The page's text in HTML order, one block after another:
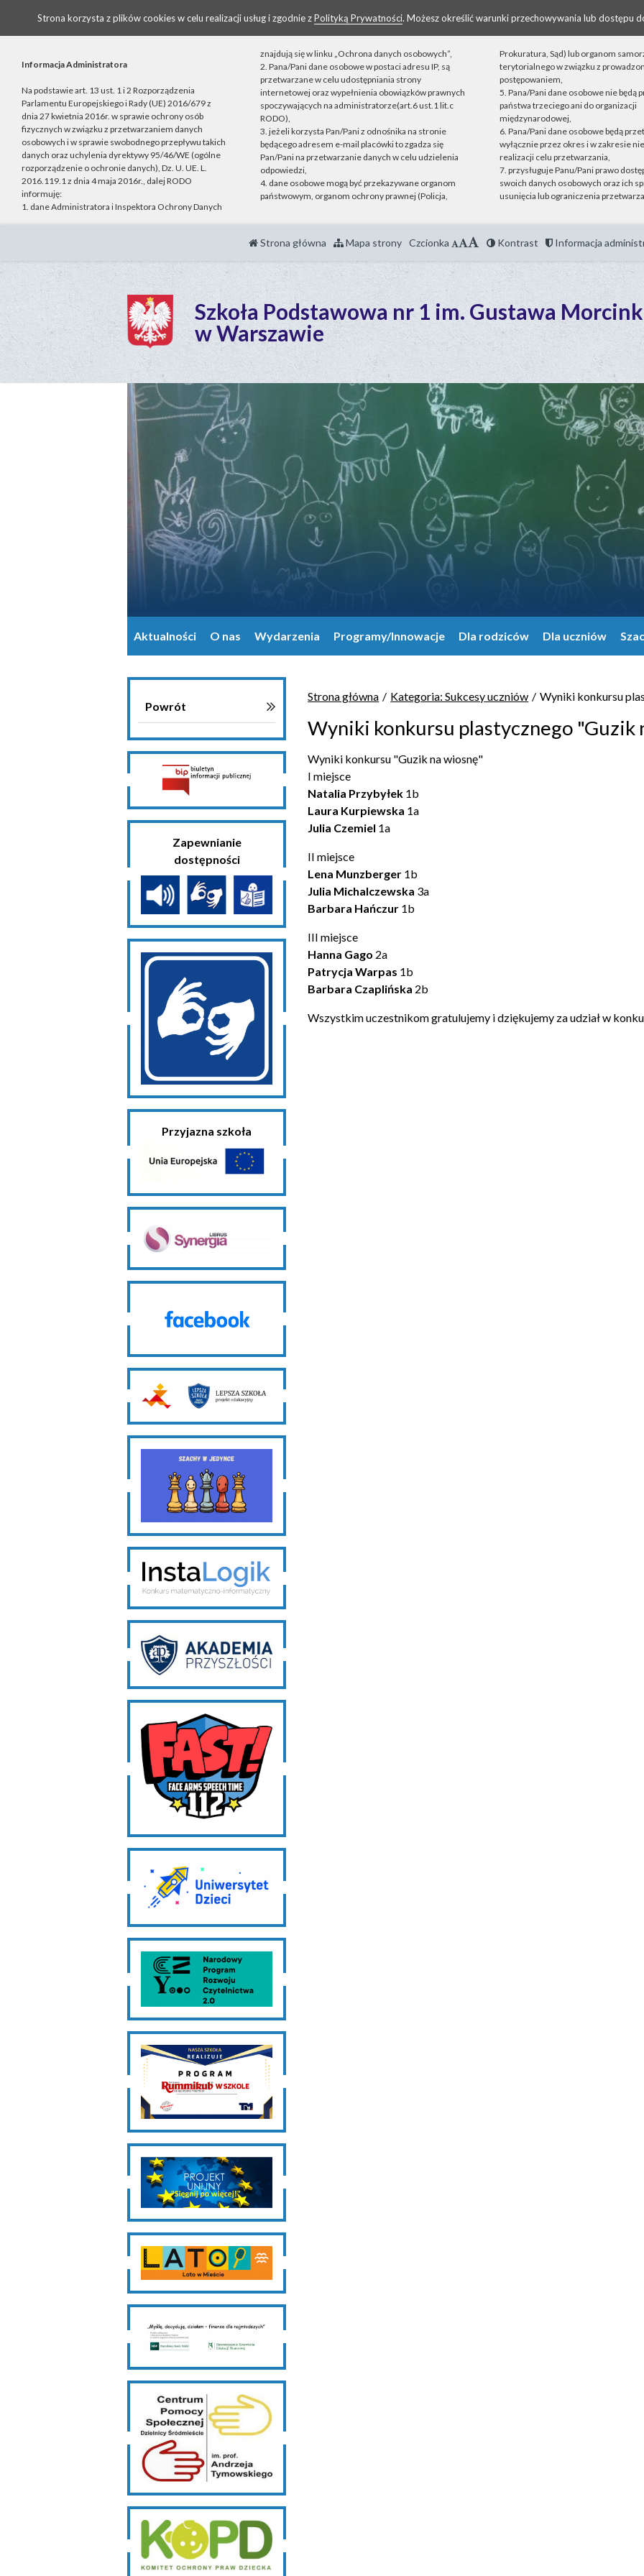
Strona korzysta z plików cookies w celu realizacji usług i zgodnie zPolityką Prywatności. Możesz określić warunki przechowywania lub dostępu
Informacja Administratora
Na podstawie art. 13 ust. 1 i 2 Rozporządzenia
Parlamentu Europejskiego i Rady (UE) 2016/679 z
dnia 27 kwietnia 2016r. w sprawie ochrony osób
fizycznych w związku z przetwarzaniem danych
osobowych i w sprawie swobodnego przepływu takich
danych oraz uchylenia dyrektywy 95/46/WE (ogólne
rozporządzenie o ochronie danych), Dz. U. UE. L.
2016.119.1 z dnia 4 maja 2016r., dalej RODO
informuję:
1. dane Administratora i Inspektora Ochrony Danych
znajdują się w linku „Ochrona danych osobowych”,
2. Pana/Pani dane osobowe w postaci adresu IP, są
przetwarzane w celu udostępniania strony
internetowej oraz wypełnienia obowiązków prawnych
spoczywających na administratorze(art.6 ust.1 lit.c
RODO),
3. jeżeli korzysta Pan/Pani z odnośnika na stronie
będącego adresem e-mail placówki to zgadza się
Pan/Pani na przetwarzanie danych w celu udzielenia
odpowiedzi,
4. dane osobowe mogą być przekazywane organom
państwowym, organom ochrony prawnej (Policja,
Prokuratura, Sąd) lub organom
terytorialnego w związku z
postępowaniem,
5. Pana/Pani dane osobowe nie będą
państwa trzeciego ani do organizacji
międzynarodowej,
6. Pana/Pani dane osobowe będą
wyłącznie przez okres i w zakresie
realizacji celu przetwarzania,
7. przysługuje Panu/Pani prawo
swoich danych osobowych oraz ich
usunięcia lub ograniczenia
Strona główna Mapa strony Czcionka Kontrast Informacja
Szkoła Podstawowa nr 1 im. Gustawa
w Warszawie
Aktualności O nas Wydarzenia Programy/Innowacje Dla rodziców Dla uczniów
Strona główna Kategoria: Sukcesy uczniów Wyniki konkursu
Wyniki konkursu plastycznego "Guzik
Wyniki konkursu "Guzik na wiosnę"
I miejsce
Natalia Przybyłek 1b
Laura Kurpiewska 1a
Julia Czemiel 1a
II miejsce
Lena Munzberger 1b
Julia Michalczewska 3a
Barbara Hańczur 1b
III miejsce
Hanna Gago 2a
Patrycja Warpas 1b
Barbara Czaplińska 2b
Wszystkim uczestnikom gratulujemy i dziękujemy za udział w
Powrót
Zapewnianie
dostępności
Przyjazna szkoła